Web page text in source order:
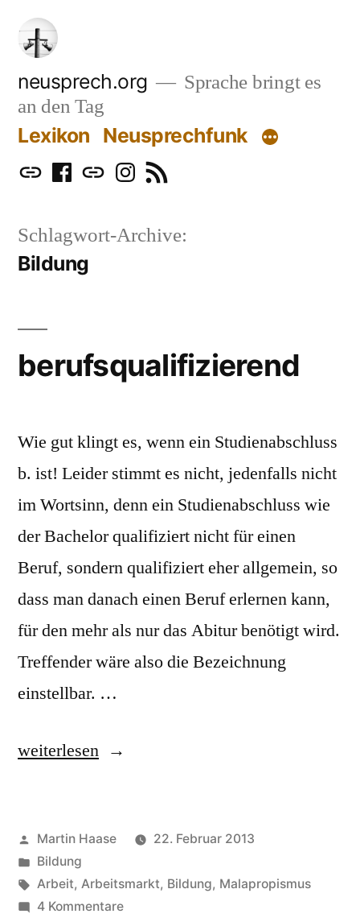
Zum
Inhalt
springen
neusprech.org
Sprache bringt es
an den Tag
Lexikon Neusprechfunk
MastodonFacebook
BlueskyInstagram
RSS
Schlagwort-Archive:
Bildung
berufsqualifizierend
Wie gut klingt es, wenn ein Studienabschluss
b. ist! Leider stimmt es nicht, jedenfalls nicht
im Wortsinn, denn ein Studienabschluss wie
der Bachelor qualifiziert nicht für einen
Beruf, sondern qualifiziert eher allgemein, so
dass man danach einen Beruf erlernen kann,
für den mehr als nur das Abitur benötigt wird.
Treffender wäre also die Bezeichnung
einstellbar. …
„berufsqualifizierend“
weiterlesen
Veröffentlicht
von
Martin Haase
22. Februar 2013
Veröffentlicht
in
Bildung
Schlagwörter:
Arbeit, Arbeitsmarkt, Bildung, Malapropismus
4 Kommentarezu